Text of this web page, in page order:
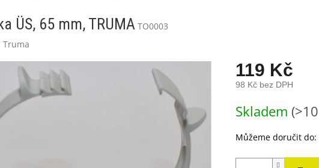
ÜS, 65 mm, TRUMA TO0003
Truma
119 Kč
98 Kč bez DPH
cena:
Skladem
Můžeme doručit do: